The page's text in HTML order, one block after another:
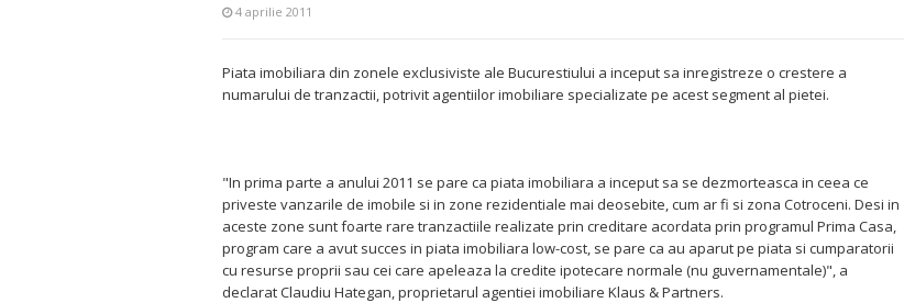
4 aprilie 2011
Piata imobiliara din zonele exclusiviste ale Bucurestiului a inceput sa inregistreze o crestere a
numarului de tranzactii, potrivit agentiilor imobiliare specializate pe acest segment al pietei.
"In prima parte a anului 2011 se pare ca piata imobiliara a inceput sa se dezmorteasca in ceea ce
priveste vanzarile de imobile si in zone rezidentiale mai deosebite, cum ar fi si zona Cotroceni. Desi in
aceste zone sunt foarte rare tranzactiile realizate prin creditare acordata prin programul Prima Casa,
program care a avut succes in piata imobiliara low-cost, se pare ca au aparut pe piata si cumparatorii
cu resurse proprii sau cei care apeleaza la credite ipotecare normale (nu guvernamentale)", a
declarat Claudiu Hategan, proprietarul agentiei imobiliare Klaus & Partners.